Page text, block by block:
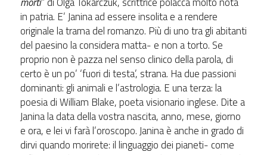
in patria. E’ Janina ad essere insolita e a rendere
originale la trama del romanzo. Più di uno tra gli abitanti
del paesino la considera matta- e non a torto. Se
proprio non è pazza nel senso clinico della parola, di
certo è un po’ ‘fuori di testa’, strana. Ha due passioni
dominanti: gli animali e l’astrologia. E una terza: la
poesia di William Blake, poeta visionario inglese. Dite a
Janina la data della vostra nascita, anno, mese, giorno
e ora, e lei vi farà l’oroscopo. Janina è anche in grado di
dirvi quando morirete: il linguaggio dei pianeti- come